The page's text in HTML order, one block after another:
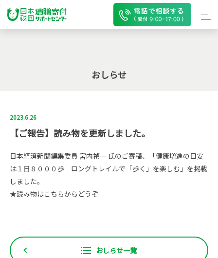
おしらせ
2023.6.26
【ご報告】読み物を更新しました。
日本経済新聞編集委員 宮内禎一 氏のご寄稿、「健康増進の目安
は１日８０００歩 ロングトレイルで「歩く」を楽しむ」を掲載
しました。
★読み物はこちらからどうぞ
おしらせ一覧